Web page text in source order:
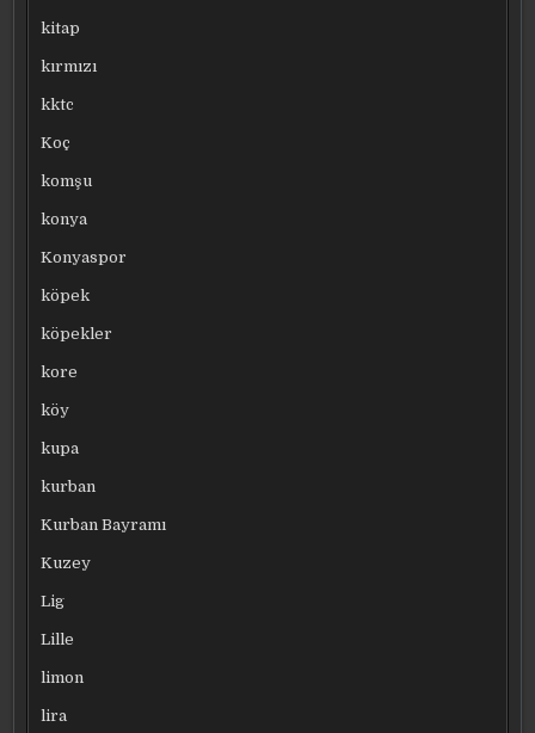
kitap
kırmızı
kktc
Koç
komşu
konya
Konyaspor
köpek
köpekler
kore
köy
kupa
kurban
Kurban Bayramı
Kuzey
Lig
Lille
limon
lira